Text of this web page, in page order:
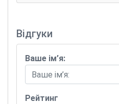
Відгуки
Ваше ім’я:
Рейтинг